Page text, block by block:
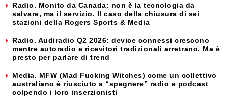
Radio. Monito da Canada: non è la tecnologia da
salvare, ma il servizio. Il caso della chiusura di sei
stazioni della Rogers Sports & Media
Radio. Audiradio Q2 2026: device connessi crescono
mentre autoradio e ricevitori tradizionali arretrano. Ma è
presto per parlare di trend
Media. MFW (Mad Fucking Witches) come un collettivo
australiano è riusciuto a “spegnere” radio e podcast
colpendo i loro inserzionisti